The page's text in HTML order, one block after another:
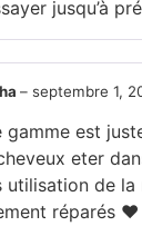
jusqu’à
– septembre 1,
gamme est
eter
utilisation de la
réparés ❤️